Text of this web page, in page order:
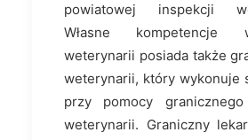
powiatowej inspekcji
Własne kompetencje
weterynarii posiada także
weterynarii, który wykonuje
przy pomocy
weterynarii. Graniczny